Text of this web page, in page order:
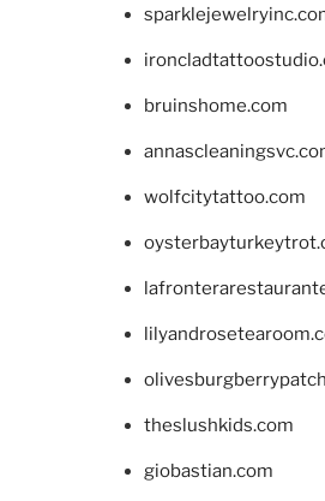
bruinshome.com
wolfcitytattoo.com
theslushkids.com
giobastian.com